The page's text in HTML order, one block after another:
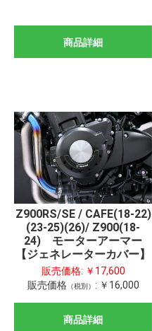
商品詳細
Z900RS/SE / CAFE(18-22)
(23-25)(26)/ Z900(18-
24) モーターアーマー
【ジェネレーターカバー】
販売価格: ￥17,600
販売価格（税別） : ￥16,000
商品詳細